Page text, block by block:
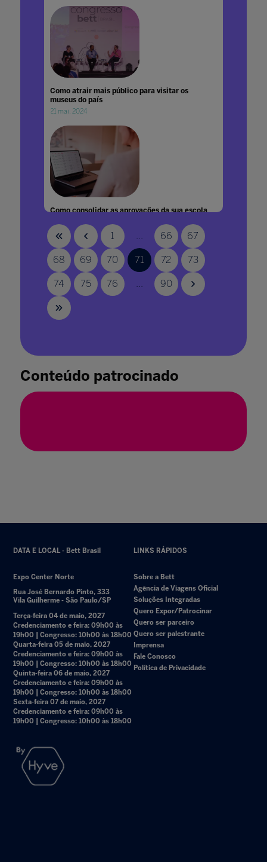
Como atrair mais público para visitar os
museus do país
21 mai. 2024
Como consolidar as aprovações da sua escola
19 abr. 2021 1 66 67
68 69 70 71 72 73
74 75 76 90
Conteúdo patrocinado
DATA E LOCAL - Bett Brasil
Expo Center Norte
Rua José Bernardo Pinto, 333
Vila Guilherme - São Paulo/SP
Terça-feira 04 de maio, 2027
Credenciamento e feira: 09h00 às
19h00 | Congresso: 10h00 às 18h00
Quarta-feira 05 de maio, 2027
Credenciamento e feira: 09h00 às
19h00 | Congresso: 10h00 às 18h00
Quinta-feira 06 de maio, 2027
Credenciamento e feira: 09h00 às
19h00 | Congresso: 10h00 às 18h00
Sexta-feira 07 de maio, 2027
Credenciamento e feira: 09h00 às
19h00 | Congresso: 10h00 às 18h00
LINKS RÁPIDOS
Sobre a Bett
Agência de Viagens Oficial
Soluções Integradas
Quero Expor/Patrocinar
Quero ser parceiro
Quero ser palestrante
Imprensa
Fale Conosco
Política de Privacidade